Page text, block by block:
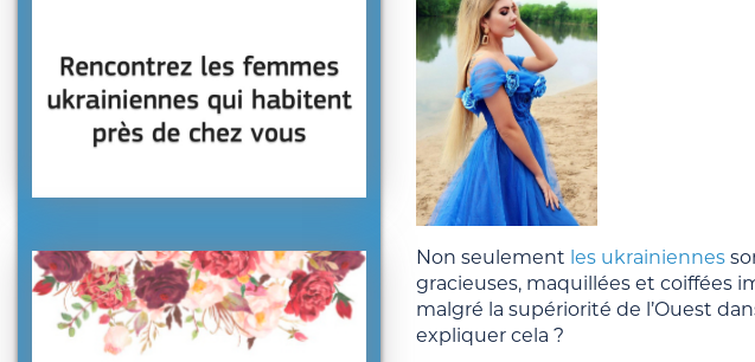
Non seulement les ukrainiennes
gracieuses, maquillées et coiffées
malgré la supériorité de l’Ouest
expliquer cela ?